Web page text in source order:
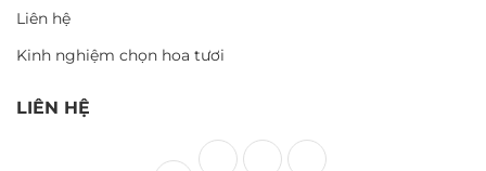
Liên hệ
Kinh nghiệm chọn hoa tươi
LIÊN HỆ